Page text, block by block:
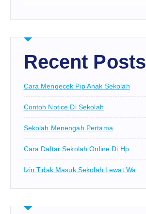
Recent Posts
Cara Mengecek Pip Anak Sekolah
Contoh Notice Di Sekolah
Sekolah Menengah Pertama
Cara Daftar Sekolah Online Di Hp
Izin Tidak Masuk Sekolah Lewat Wa